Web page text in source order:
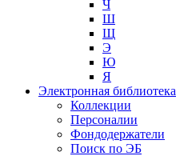
Ч
Ш
Щ
Э
Ю
Я
Электронная библиотека
Коллекции
Персоналии
Фондодержатели
Поиск по ЭБ